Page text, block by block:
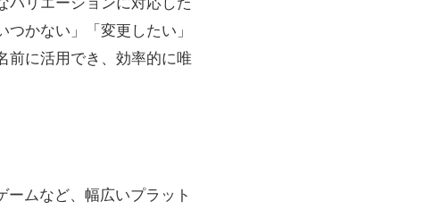
バリエーションに対応した
かない」「変更したい」
前に活用でき、効率的に唯
ムなど、幅広いプラット